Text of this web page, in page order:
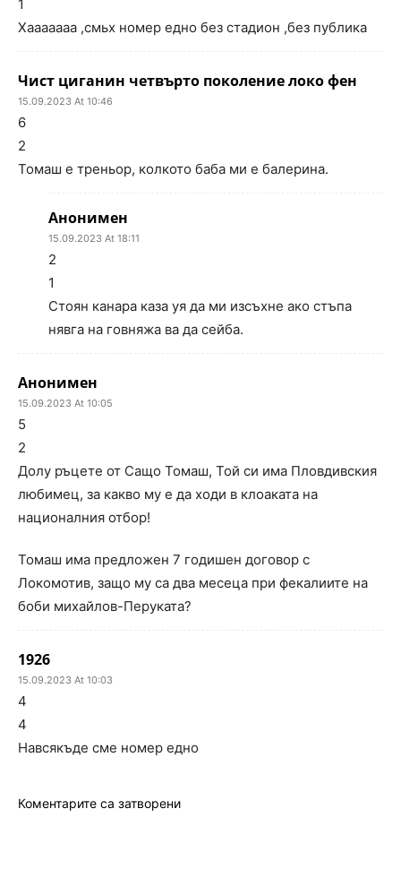
1
Хааааааа ,смьх номер едно без стадион ,без публика
Чист циганин четвърто поколение локо фен
15.09.2023 At 10:46
6
2
Томаш е треньор, колкото баба ми е балерина.
Анонимен
15.09.2023 At 18:11
2
1
Стоян канара каза уя да ми изсъхне ако стъпа
нявга на говняжа ва да сейба.
Анонимен
15.09.2023 At 10:05
5
2
Долу ръцете от Сащо Томаш, Той си има Пловдивския
любимец, за какво му е да ходи в клоаката на
националния отбор!
Томаш има предложен 7 годишен договор с
Локомотив, защо му са два месеца при фекалиите на
боби михайлов-Перуката?
1926
15.09.2023 At 10:03
4
4
Навсякъде сме номер едно
Коментарите са затворени